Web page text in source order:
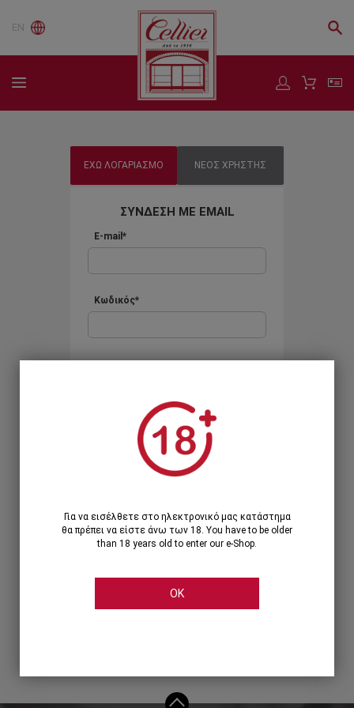
EN
ΕΧΩ ΛΟΓΑΡΙΑΣΜΟ ΝΕΟΣ ΧΡΗΣΤΗΣ
ΣΥΝΔΕΣΗ ΜΕ EMAIL
E-mail*
Κωδικός*
Ξεχάσατε τον κωδικό;
Ή
ΣΥΝΔΕΣΗ ΜΕ ...
Για να εισέλθετε στο ηλεκτρονικό μας κατάστημα
θα πρέπει να είστε άνω των 18. You have to be older
than 18 years old to enter our e-Shop.
OK